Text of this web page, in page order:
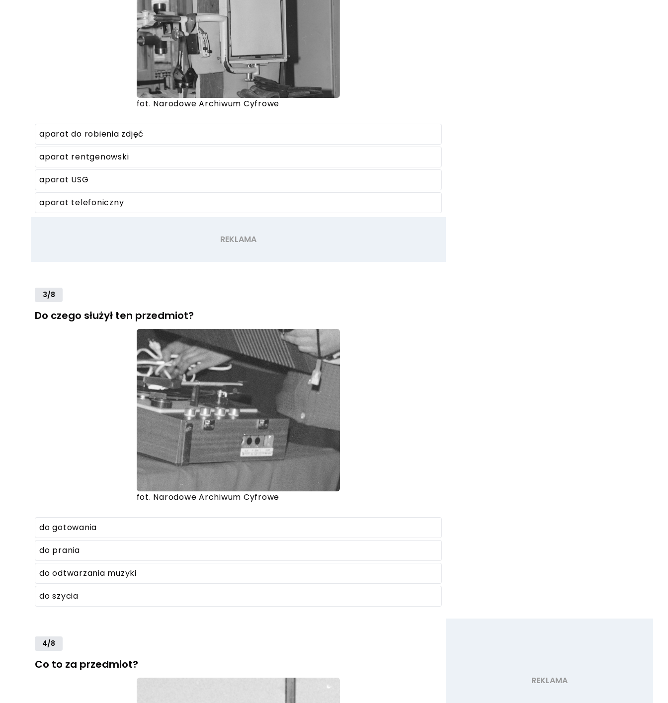
fot. Narodowe Archiwum Cyfrowe
aparat do robienia zdjęć
aparat rentgenowski
aparat USG
aparat telefoniczny
3/8
Do czego służył ten przedmiot?
fot. Narodowe Archiwum Cyfrowe
do gotowania
do prania
do odtwarzania muzyki
do szycia
4/8
Co to za przedmiot?